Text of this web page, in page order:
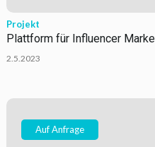
Projekt
Plattform für Influencer
2.5.2023
Auf Anfrage